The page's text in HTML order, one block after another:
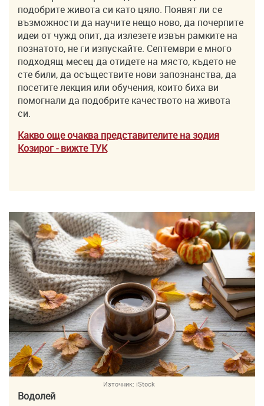
подобрите живота си като цяло. Появят ли се
възможности да научите нещо ново, да почерпите
идеи от чужд опит, да излезете извън рамките на
познатото, не ги изпускайте. Септември е много
подходящ месец да отидете на място, където не
сте били, да осъществите нови запознанства, да
посетите лекция или обучения, които биха ви
помогнали да подобрите качеството на живота
си.
Какво още очаква представителите на зодия
Козирог - вижте ТУK
Източник: iStock
Водолей